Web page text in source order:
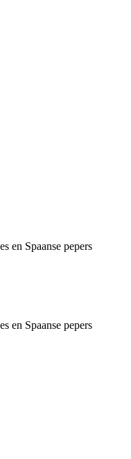
en Spaanse pepers
en Spaanse pepers